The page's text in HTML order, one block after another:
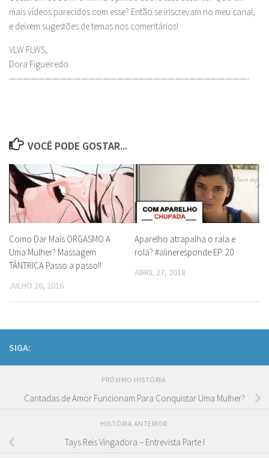
mais vídeos parecidos com esse? Então se inscrevam no meu canal,
e deixem sugestões de temas nos comentários!
VLW FLWS,
Dora Figueiredo
—————————————————————————————————-
VOCÊ PODE GOSTAR...
Como Dar Mais ORGASMO A
Uma Mulher? Massagem
TÂNTRICA Passo a passo!!
JULHO 26, 2016
Aparelho atrapalha o rala e
rola? #alineresponde EP. 20
ABRIL 27, 2018
SIGA:
PRÓXIMO HISTÓRIA
Cantadas de Amor Funcionam Para Conquistar Uma Mulher?
HISTÓRIA ANTERIOR
Tays Reis Vingadora – Entrevista Parte I